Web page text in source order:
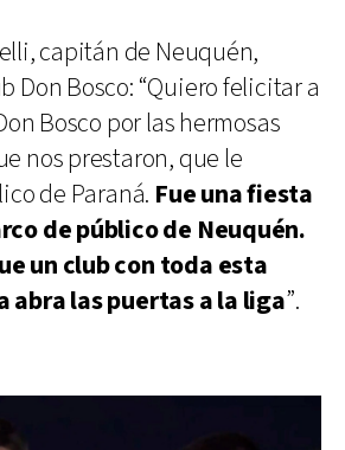
capitán de Neuquén,
Don Bosco: “Quiero felicitar a
Bosco por las hermosas
nos prestaron, que le
de Paraná. Fue una fiesta
de público de Neuquén.
un club con toda esta
las puertas a la liga”.